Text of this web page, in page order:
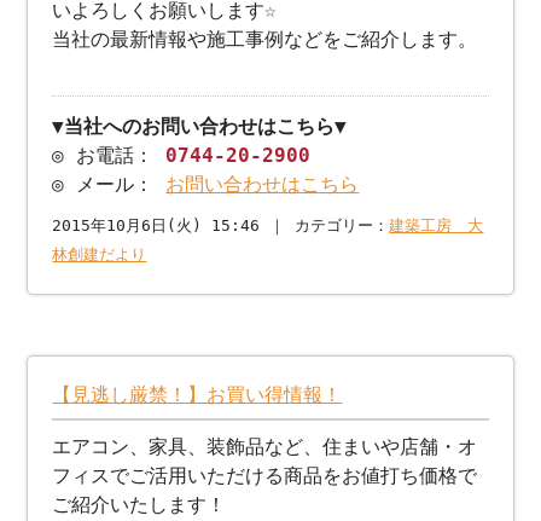
いよろしくお願いします☆
当社の最新情報や施工事例などをご紹介します。
▼当社へのお問い合わせはこちら▼
◎ お電話： 0744-20-2900
◎ メール： お問い合わせはこちら
2015年10月6日(火) 15:46 ｜ カテゴリー：建築工房 大
林創建だより
【見逃し厳禁！】お買い得情報！
エアコン、家具、装飾品など、住まいや店舗・オ
フィスでご活用いただける商品をお値打ち価格で
ご紹介いたします！